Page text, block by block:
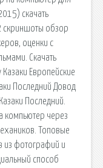
скачать
скриншоты обзор
оценки с
Скачать
Казаки Европейские
Последний Довод
Последний.
компьютер через
Топовые
из фотографий и
способ